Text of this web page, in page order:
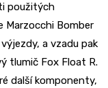
použitých
Marzocchi Bomber
a vzadu pak
tlumič Fox Float R.
další komponenty,